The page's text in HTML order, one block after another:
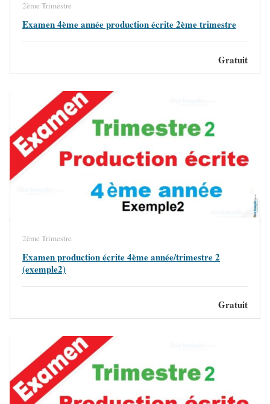
2ème Trimestre
Examen 4ème année production écrite 2ème trimestre
Gratuit
2ème Trimestre
Examen production écrite 4ème année/trimestre 2
(exemple2)
Gratuit